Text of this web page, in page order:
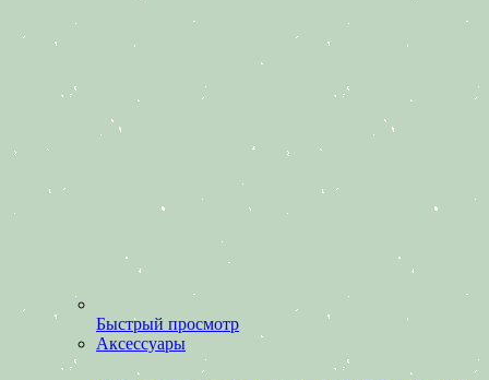
Быстрый просмотр
Аксессуары